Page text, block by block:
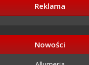
Reklama
Nowości